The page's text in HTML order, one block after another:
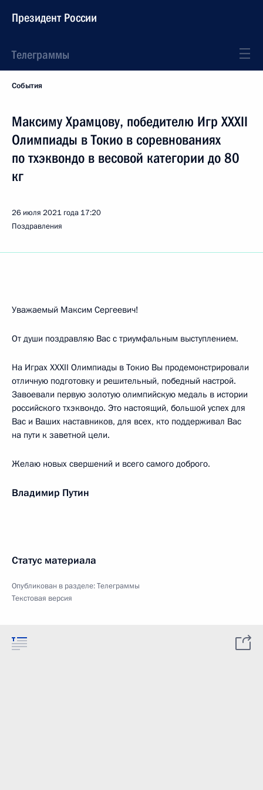
Президент России
Телеграммы
События
Максиму Храмцову, победителю Игр XXXII
Олимпиады в Токио в соревнованиях
по тхэквондо в весовой категории до 80
кг
26 июля 2021 года 17:20
Поздравления
Уважаемый Максим Сергеевич!
От души поздравляю Вас с триумфальным выступлением.
На Играх XXXII Олимпиады в Токио Вы продемонстрировали
отличную подготовку и решительный, победный настрой.
Завоевали первую золотую олимпийскую медаль в истории
российского тхэквондо. Это настоящий, большой успех для
Вас и Ваших наставников, для всех, кто поддерживал Вас
на пути к заветной цели.
Желаю новых свершений и всего самого доброго.
Владимир Путин
Статус материала
Опубликован в разделе:Телеграммы
Текстовая версия